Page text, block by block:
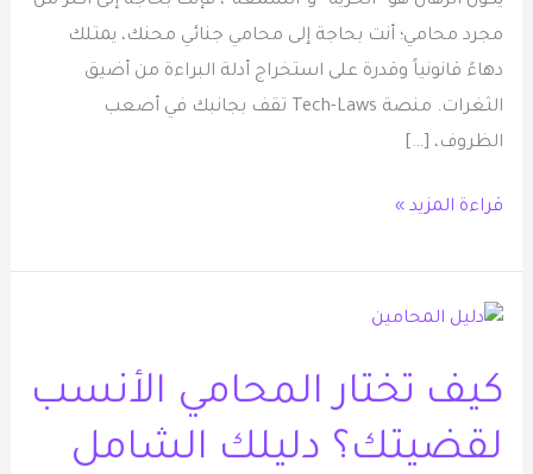
مجرد محامي؛ أنت بحاجة إلى محامي جنائي محنك، يمتلك
دهاءً قانونياً وقدرة على استخراج أدلة البراءة من أضيق
الثغرات. منصة Tech-Laws تقف بجانبك في أصعب
الظروف، […]
قراءة المزيد »
كيف تختار المحامي الأنسب
لقضيتك؟ دليلك الشامل
كيف
المحامي
الأنسب
لقضيتك؟